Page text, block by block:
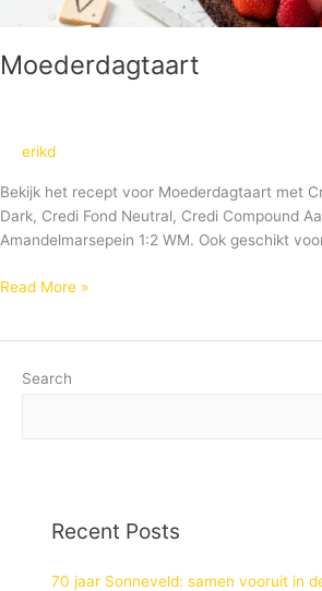
Moederdagtaart
erikd
Bekijk het recept voor Moederdagtaart met
Dark, Credi Fond Neutral, Credi Compound
Amandelmarsepein 1:2 WM. Ook geschikt
Read More »
Search
Recent Posts
70 jaar Sonneveld: samen vooruit in